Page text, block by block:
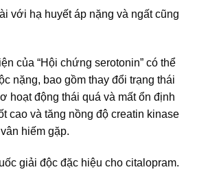
với hạ huyết áp nặng và ngất cũng
của “Hội chứng serotonin” có thể
nặng, bao gồm thay đổi trạng thái
hoạt động thái quá và mất ổn định
cao và tăng nồng độ creatin kinase
hiếm gặp.
giải độc đặc hiệu cho citalopram.